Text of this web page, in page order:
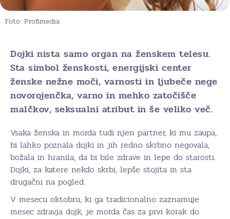
Foto: Profimedia
Dojki nista samo organ na ženskem telesu.
Sta simbol ženskosti, energijski center
ženske nežne moči, varnosti in ljubeče nege
novorojenčka, varno in mehko zatočišče
malčkov, seksualni atribut in še veliko več.
Vsaka ženska in morda tudi njen partner, ki mu zaupa,
bi lahko poznala dojki in jih redno skrbno negovala,
božala in hranila, da bi bile zdrave in lepe do starosti.
Dojki, za katere nekdo skrbi, lepše stojita in sta
drugačni na pogled.
V mesecu oktobru, ki ga tradicionalno zaznamuje
mesec zdravja dojk, je morda čas za prvi korak do